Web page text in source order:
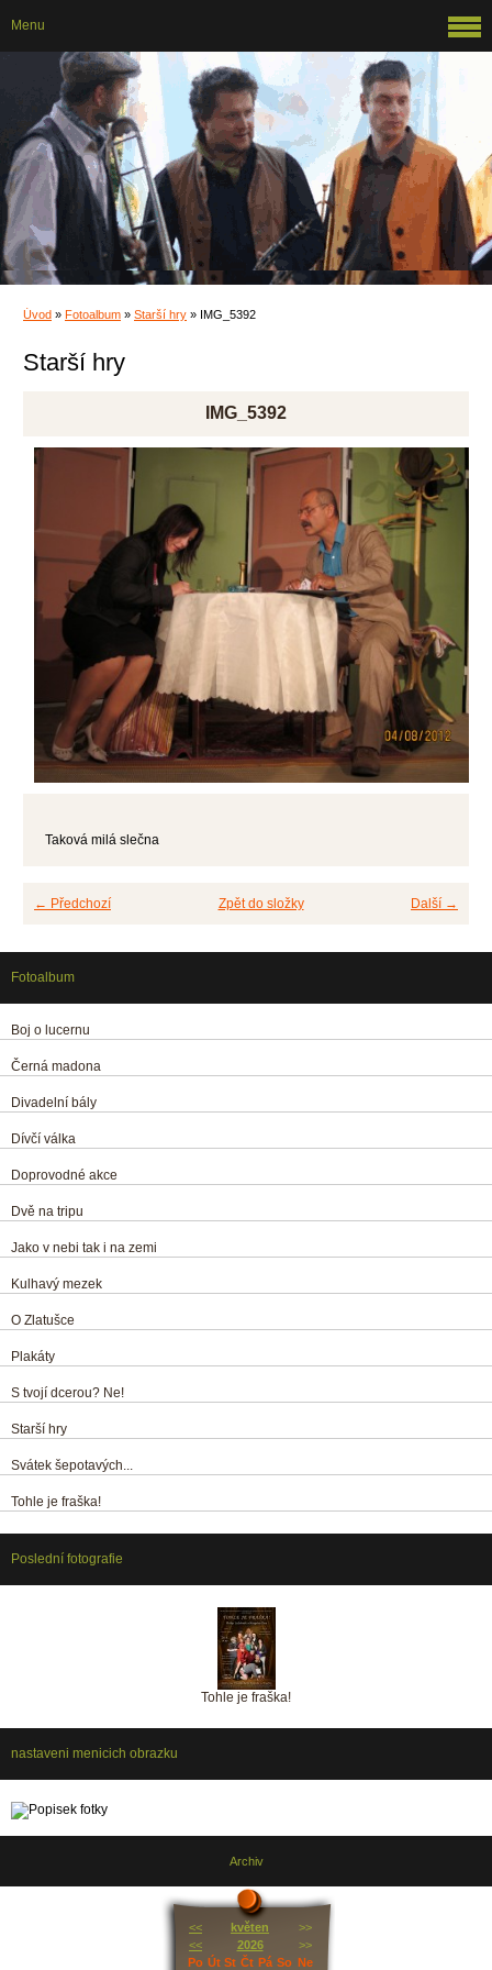
Úvod » Fotoalbum » Starší hry » IMG_5392
Starší hry
IMG_5392
Taková milá slečna
← Předchozí Další →
Zpět do složky
Menu
Fotoalbum
Boj o lucernu
Černá madona
Divadelní bály
Dívčí válka
Doprovodné akce
Dvě na tripu
Jako v nebi tak i na zemi
Kulhavý mezek
O Zlatušce
Plakáty
S tvojí dcerou? Ne!
Starší hry
Svátek šepotavých...
Tohle je fraška!
Poslední fotografie
Tohle je fraška!
nastaveni menicich obrazku
Archiv
<< květen
>>
<<
2026
>>
Po Út St Čt Pá So Ne